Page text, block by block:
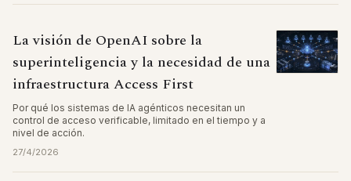
La visión de OpenAI sobre la
superinteligencia y la necesidad de una
infraestructura Access First
Por qué los sistemas de IA agénticos necesitan un
control de acceso verificable, limitado en el tiempo y a
nivel de acción.
27/4/2026